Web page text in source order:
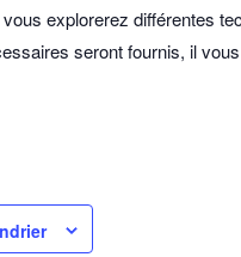
explorerez différentes
seront fournis, il